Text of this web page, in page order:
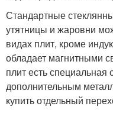
Стандартные
утятницы и жаровни
видах плит, кроме
обладает магнитными
плит есть специальная
дополнительным
купить отдельный